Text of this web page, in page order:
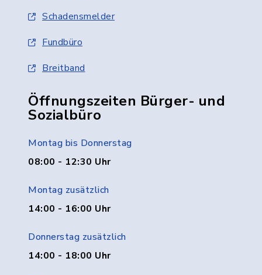
Schadensmelder
Fundbüro
Breitband
Öffnungszeiten Bürger- und
Sozialbüro
Montag bis Donnerstag
08:00 - 12:30 Uhr
Montag zusätzlich
14:00 - 16:00 Uhr
Donnerstag zusätzlich
14:00 - 18:00 Uhr